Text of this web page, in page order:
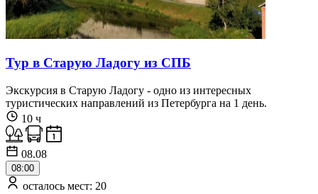
Тур в Старую Ладогу из СПБ
Экскурсия в Старую Ладогу - одно из интересных
туристических направлений из Петербурга на 1 день.
10 ч
08.08
08:00
осталось мест: 20